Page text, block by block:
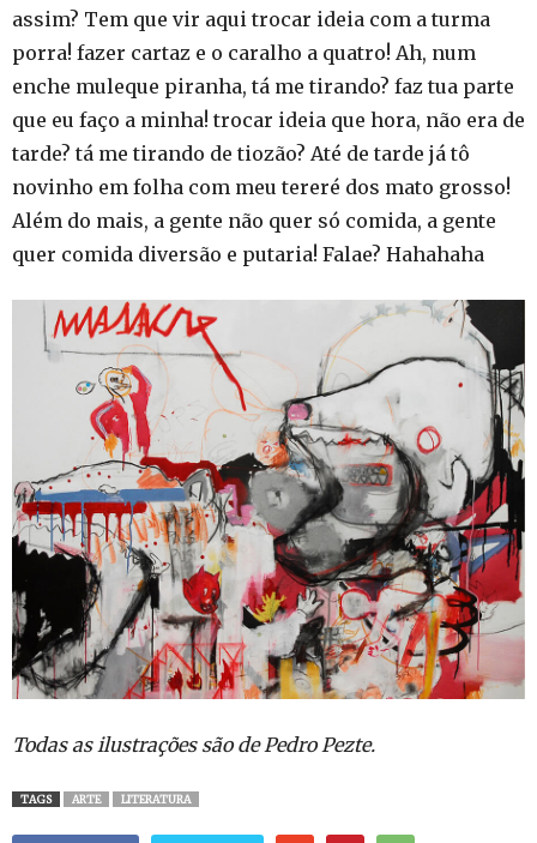
assim? Tem que vir aqui trocar ideia com a turma
porra! fazer cartaz e o caralho a quatro! Ah, num
enche muleque piranha, tá me tirando? faz tua parte
que eu faço a minha! trocar ideia que hora, não era de
tarde? tá me tirando de tiozão? Até de tarde já tô
novinho em folha com meu tereré dos mato grosso!
Além do mais, a gente não quer só comida, a gente
quer comida diversão e putaria! Falae? Hahahaha
Todas as ilustrações são de Pedro Pezte.
TAGS ARTE LITERATURA